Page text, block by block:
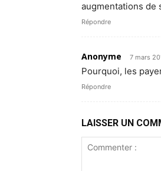
augmentations de
Répondre
Anonyme 7 mars
Pourquoi, les
Répondre
LAISSER UN